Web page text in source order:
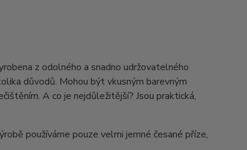
z odolného a snadno udržovatelného
důvodů. Mohou být vkusným barevným
A co je nejdůležitější? Jsou praktická,
používáme pouze velmi jemné česané příze,